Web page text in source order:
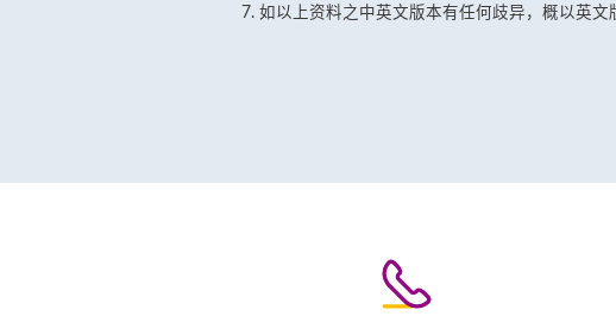
如以上资料之中英文版本有任何歧异，概以英文